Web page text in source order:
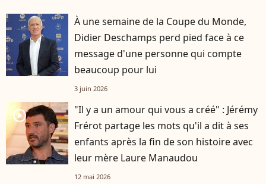
À une semaine de la Coupe du Monde,
Didier Deschamps perd pied face à ce
message d'une personne qui compte
beaucoup pour lui
3 juin 2026
player2
"Il y a un amour qui vous a créé" : Jérémy
Frérot partage les mots qu'il a dit à ses
enfants après la fin de son histoire avec
leur mère Laure Manaudou
12 mai 2026